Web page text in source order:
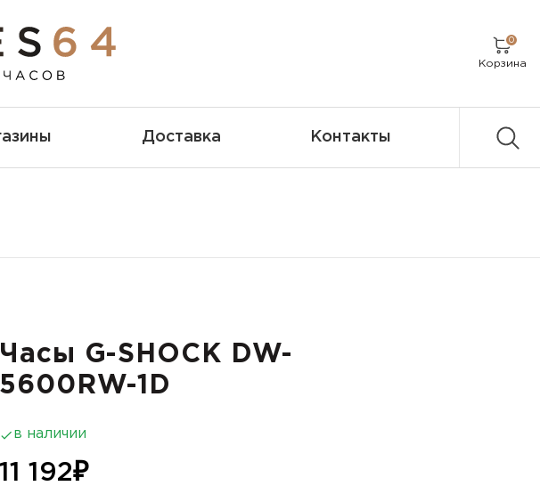
0
Корзина
Доставка Контакты
Часы G-SHOCK DW-
5600RW-1D
в наличии
11 192₽